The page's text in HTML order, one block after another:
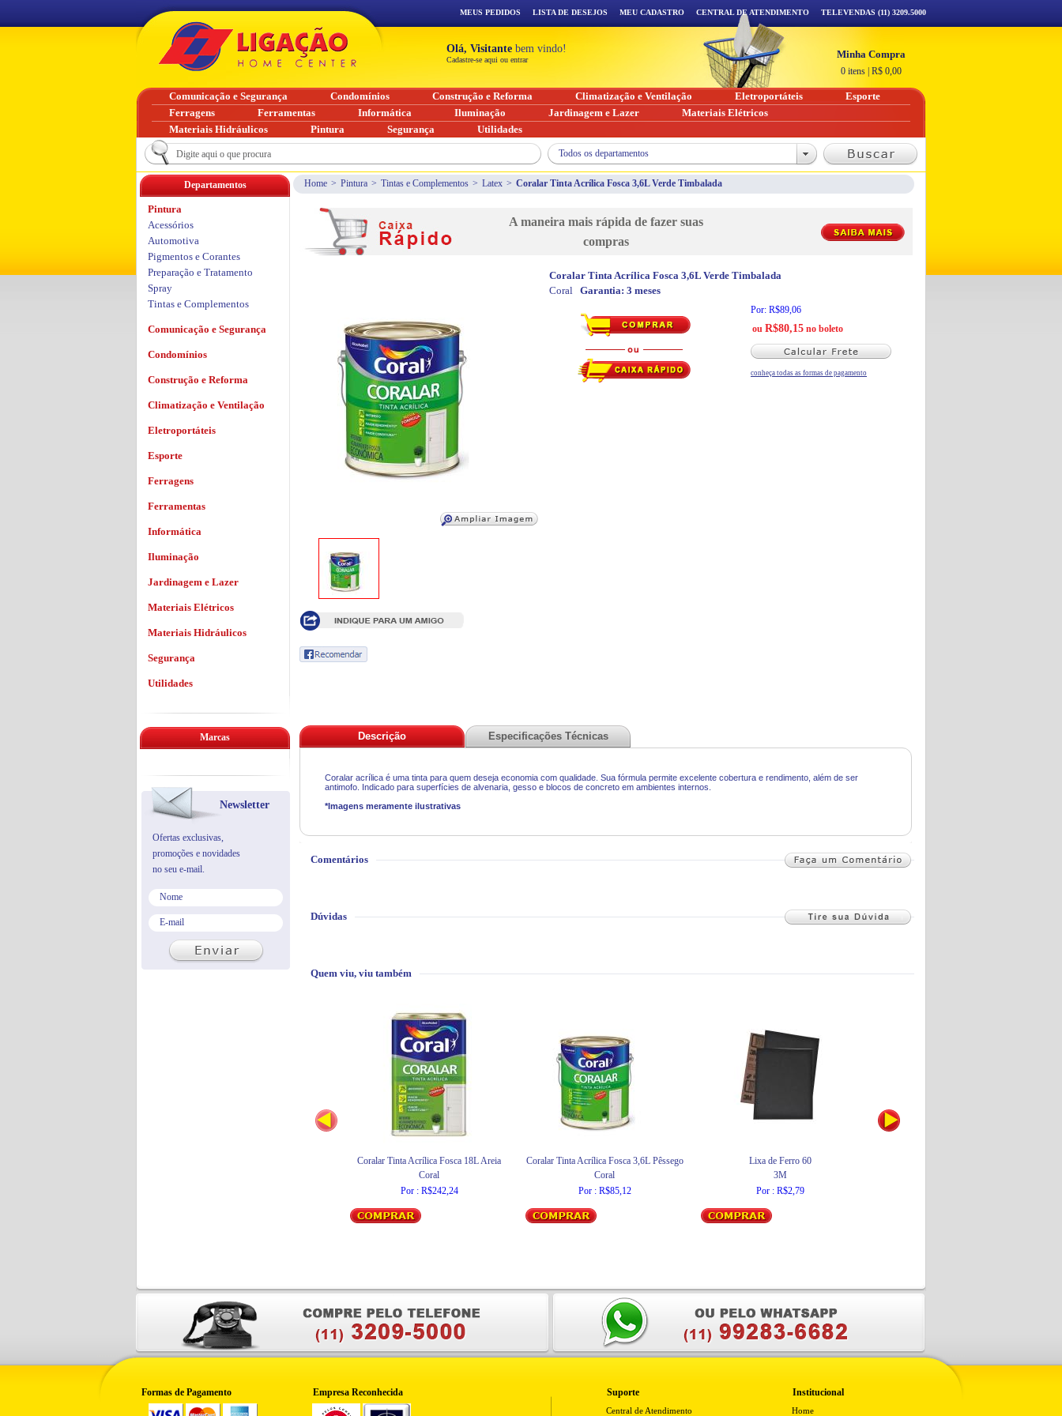
Home > Pintura > Tintas e Complementos > Latex > Coralar Tinta Acrílica Fosca 3,6L Verde Timbalada
A maneira mais rápida de fazer suas
compras
Coralar Tinta Acrílica Fosca 3,6L Verde Timbalada
Coral Garantia: 3 meses
Por: R$89,06
ou R$80,15 no boleto
conheça todas as formas de pagamento
Descrição Especificações Técnicas
Coralar acrílica é uma tinta para quem deseja economia com qualidade. Sua fórmula permite excelente cobertura e rendimento, além de ser
antimofo. Indicado para superfícies de alvenaria, gesso e blocos de concreto em ambientes internos.
*Imagens meramente ilustrativas
Comentários
Dúvidas
Quem viu, viu também
Coralar Tinta Acrílica Fosca 18L Areia
Coral
Por : R$242,24
Coralar Tinta Acrílica Fosca 3,6L Pêssego
Coral
Por : R$85,12
Lixa de Ferro 60
3M
Por : R$2,79
Departamentos
Pintura
Acessórios
Automotiva
Pigmentos e Corantes
Preparação e Tratamento
Spray
Tintas e Complementos
Comunicação e Segurança
Condomínios
Construção e Reforma
Climatização e Ventilação
Eletroportáteis
Esporte
Ferragens
Ferramentas
Informática
Iluminação
Jardinagem e Lazer
Materiais Elétricos
Materiais Hidráulicos
Segurança
Utilidades
Marcas
Newsletter
Ofertas exclusivas,
promoções e novidades
no seu e-mail.
MEUS PEDIDOS LISTA DE DESEJOS MEU CADASTRO CENTRAL DE ATENDIMENTO TELEVENDAS (11) 3209.5000
Olá, Visitante bem vindo!
Cadastre-se aqui ou entrar Minha Compra
0 itens R$ 0,00
Comunicação e Segurança Condomínios Construção e Reforma Climatização e Ventilação Eletroportáteis
Esporte
Ferragens
Ferramentas Informática Iluminação Jardinagem e Lazer
Materiais Elétricos
Materiais Hidráulicos
Pintura Segurança Utilidades
Todos os departamentos
Formas de Pagamento Empresa Reconhecida Suporte
Central de Atendimento
Institucional
Home